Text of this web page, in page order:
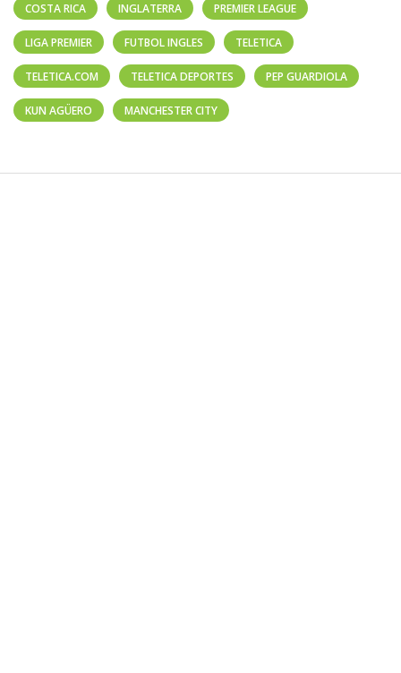
COSTA RICA INGLATERRA PREMIER LEAGUE
LIGA PREMIER FUTBOL INGLES TELETICA
TELETICA.COM TELETICA DEPORTES PEP GUARDIOLA
KUN AGÜERO MANCHESTER CITY